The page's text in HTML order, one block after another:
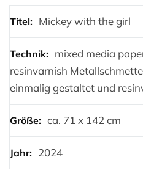
Titel: Mickey with the girl
Technik: mixed media
resinvarnish
einmalig gestaltet und
Größe: ca. 71 x 142 cm
Jahr: 2024